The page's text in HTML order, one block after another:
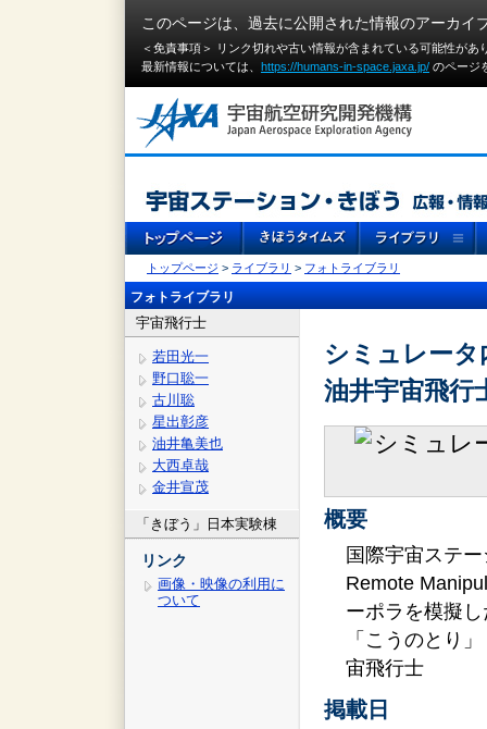
このページは、過去に公開された情報のアーカイ
＜免責事項＞ リンク切れや古い情報が含まれている可能性が
最新情報については、 https://humans-in-space.jaxa.jp/ のページ
トップページ > ライブラリ > フォトライブラリ
フォトライブラリ
宇宙飛行士
若田光一
野口聡一
古川聡
星出彰彦
油井亀美也
大西卓哉
金井宣茂
「きぼう」日本実験棟
リンク
画像・映像の利用に
ついて
シミュレー
油井宇宙飛行
概要
国際宇宙ステ
Remote
ーポラを模擬
「こうのとり
宙飛行士
掲載日